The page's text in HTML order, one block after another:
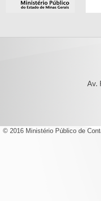
Av.
© 2016 Ministério Público de